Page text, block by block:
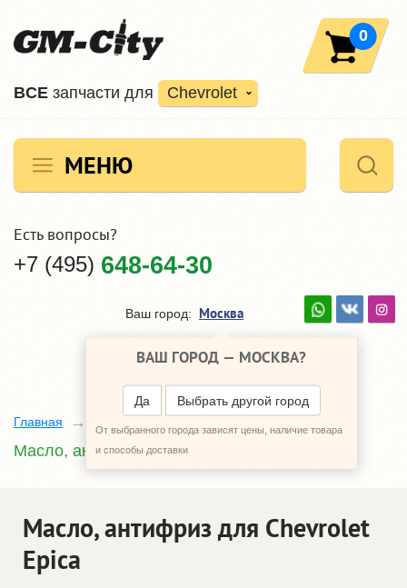
ВCE запчасти для Chevrolet
0
МЕНЮ
Есть вопросы?
+7 (495) 648-64-30
Ваш город: Москва
ВАШ ГОРОД — МОСКВА?
Да Выбрать другой город
От выбранного города зависят цены, наличие товара
и способы доставки
Главная
Масло, антифриз
Масло, антифриз для Chevrolet
Epica